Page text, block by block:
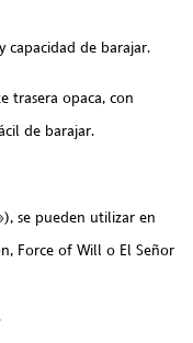
de barajar.
trasera opaca, con
de barajar.
se pueden utilizar en
Force of Will o El Señor
.